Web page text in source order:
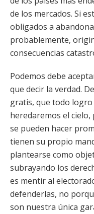
de los mercados. Si
obligados a
probablemente,
consecuencias
Podemos debe
que decir la verdad.
gratis, que todo
heredaremos el
se pueden hacer
tienen su propio
plantearse como
subrayando los
es mentir al
defenderlas, no
son nuestra única